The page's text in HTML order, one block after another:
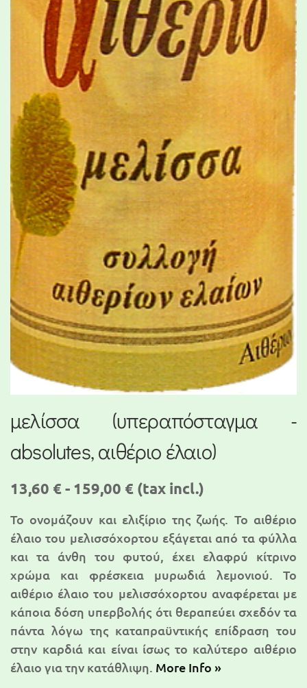
μελίσσα (υπεραπόσταγμα -
absolutes, αιθέριο έλαιο)
13,60 € - 159,00 € (tax incl.)
Το ονομάζουν και ελιξίριο της ζωής. Το αιθέριο
έλαιο του μελισσόχορτου εξάγεται από τα φύλλα
και τα άνθη του φυτού, έχει ελαφρύ κίτρινο
χρώμα και φρέσκεια μυρωδιά λεμονιού. Το
αιθέριο έλαιο του μελισσόχορτου αναφέρεται με
κάποια δόση υπερβολής ότι θεραπεύει σχεδόν τα
πάντα λόγω της καταπραϋντικής επίδραση του
στην καρδιά και είναι ίσως το καλύτερο αιθέριο
έλαιο για την κατάθλιψη. More Info »